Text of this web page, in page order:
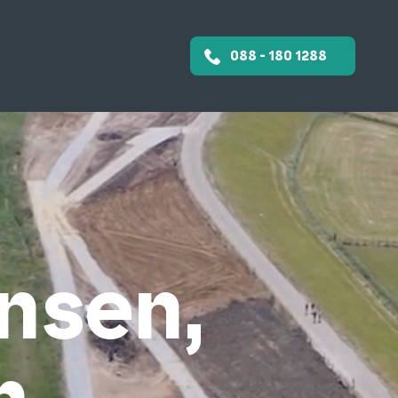
088 - 180 1288